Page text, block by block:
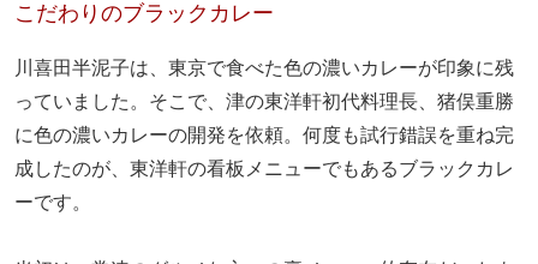
こだわりのブラックカレー
川喜田半泥子は、東京で食べた色の濃いカレーが印象に残
っていました。そこで、津の東洋軒初代料理長、猪俣重勝
に色の濃いカレーの開発を依頼。何度も試行錯誤を重ね完
成したのが、東洋軒の看板メニューでもあるブラックカレ
ーです。